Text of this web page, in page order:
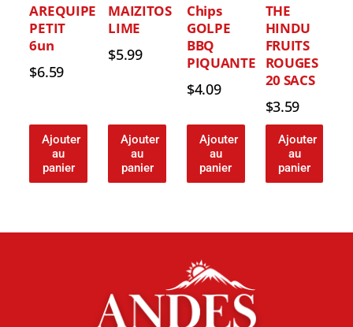
AREQUIPE
PETIT
6un
$6.59
Ajouter
au
panier
MAIZITOS
LIME
$5.99
Ajouter
au
panier
Chips
GOLPE
BBQ
PIQUANTE
$4.09
Ajouter
au
panier
THE
HINDU
FRUITS
ROUGES
20 SACS
$3.59
Ajouter
au
panier